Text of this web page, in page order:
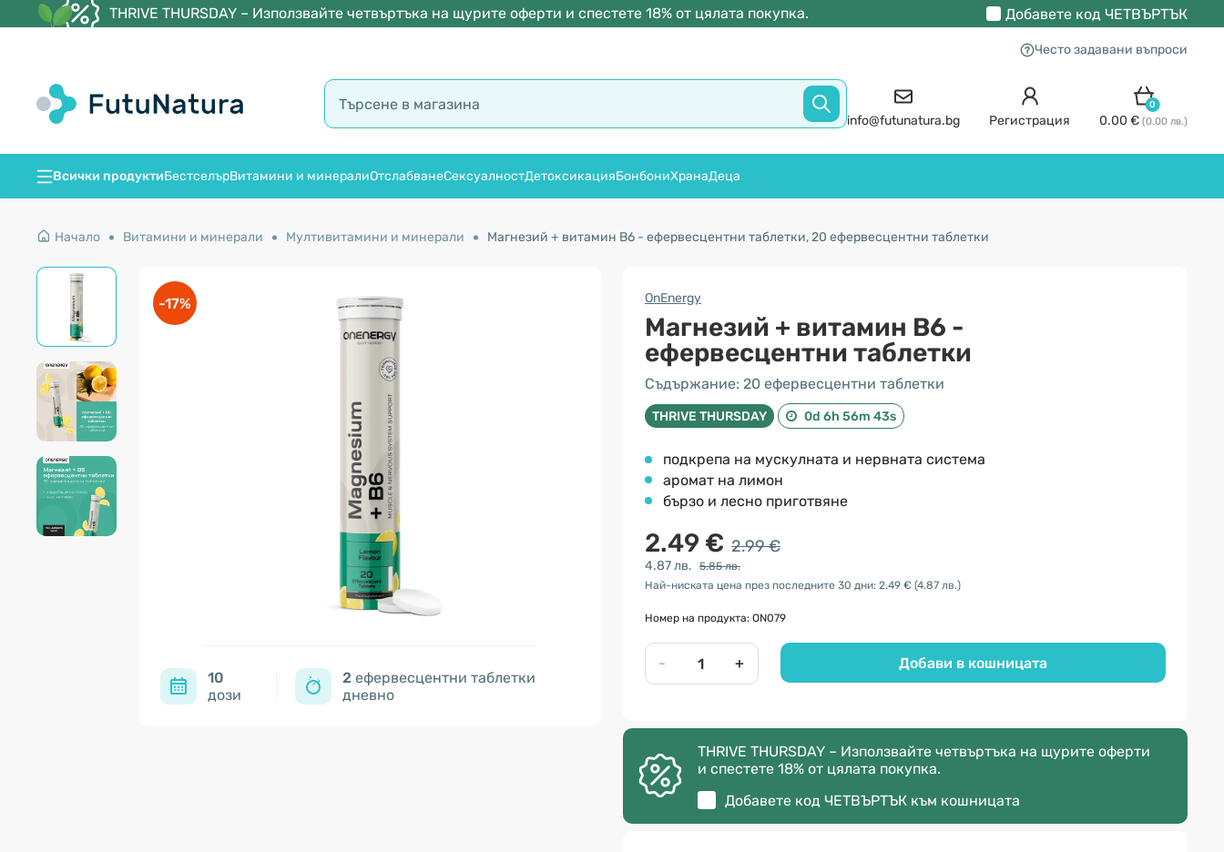
THRIVE THURSDAY – Използвайте четвъртъка на щурите оферти и спестете 18% от цялата покупка. Добавете код ЧЕТВЪРТЪК
Често задавани въпроси
info@futunatura.bg Регистрация
0
0.00 € (0.00 лв.)
Всички продуктиБестселърВитамини и минералиОтслабванеСексуалностДетоксикацияБонбониХранаДеца
Начало Витамини и минерали Мултивитамини и минерали Магнезий + витамин В6 - ефервесцентни таблетки, 20 ефервесцентни таблетки
-17%
10
дози
2 ефервесцентни таблетки
дневно
OnEnergy
Магнезий + витамин В6 -
ефервесцентни таблетки
Съдържание: 20 ефервесцентни таблетки
THRIVE THURSDAY 0d 6h 56m 42s
подкрепа на мускулната и нервната система
аромат на лимон
бързo и лесно приготвяне
2.49 € 2.99 €
4.87 лв.
5.85 лв.
Най-ниската цена през последните 30 дни: 2.49 € (4.87 лв.)
Номер на продукта: ON079
- + Добави в кошницата
THRIVE THURSDAY – Използвайте четвъртъка на щурите оферти
и спестете 18% от цялата покупка.
Добавете код ЧЕТВЪРТЪК към кошницата